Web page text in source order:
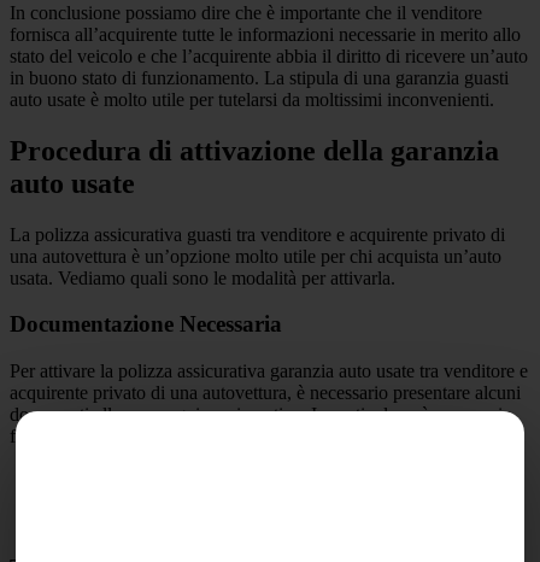
In conclusione possiamo dire che è importante che il venditore
fornisca all’acquirente tutte le informazioni necessarie in merito allo
stato del veicolo e che l’acquirente abbia il diritto di ricevere un’auto
in buono stato di funzionamento. La stipula di una garanzia guasti
auto usate è molto utile per tutelarsi da moltissimi inconvenienti.
Procedura di attivazione della garanzia
auto usate
La polizza assicurativa guasti tra venditore e acquirente privato di
una autovettura è un’opzione molto utile per chi acquista un’auto
usata. Vediamo quali sono le modalità per attivarla.
Documentazione Necessaria
Per attivare la polizza assicurativa garanzia auto usate tra venditore e
acquirente privato di una autovettura, è necessario presentare alcuni
documenti alla compagnia assicurativa. In particolare, è necessario
fornire: